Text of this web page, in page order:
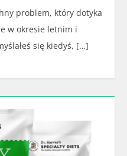
problem, który dotyka
w okresie letnim i
się kiedyś, […]